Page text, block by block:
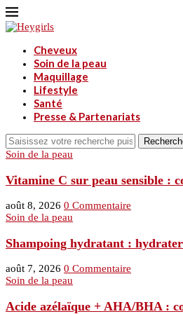
Cheveux
Soin de la peau
Maquillage
Lifestyle
Santé
Presse & Partenariats
Soin de la peau
Vitamine C sur peau sensible :
août 8, 2026 0 Commentaire
Soin de la peau
Shampoing hydratant :
août 7, 2026 0 Commentaire
Soin de la peau
Acide azélaïque + AHA/BHA :